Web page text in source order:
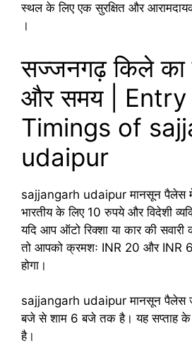
स्थल के लिए एक सुरक्षित और
।
सज्जनगढ़ किले
और समय | Entry
Timings of
udaipur
sajjangarh udaipur मानसून पैलेस
भारतीय के लिए 10 रुपये और विदेशी
यदि आप ऑटो रिक्शा या कार की
तो आपको क्रमशः INR 20 और INR
होगा।
sajjangarh udaipur मानसून पैलेस
बजे से शाम 6 बजे तक है। यह सप्ताह के
है।